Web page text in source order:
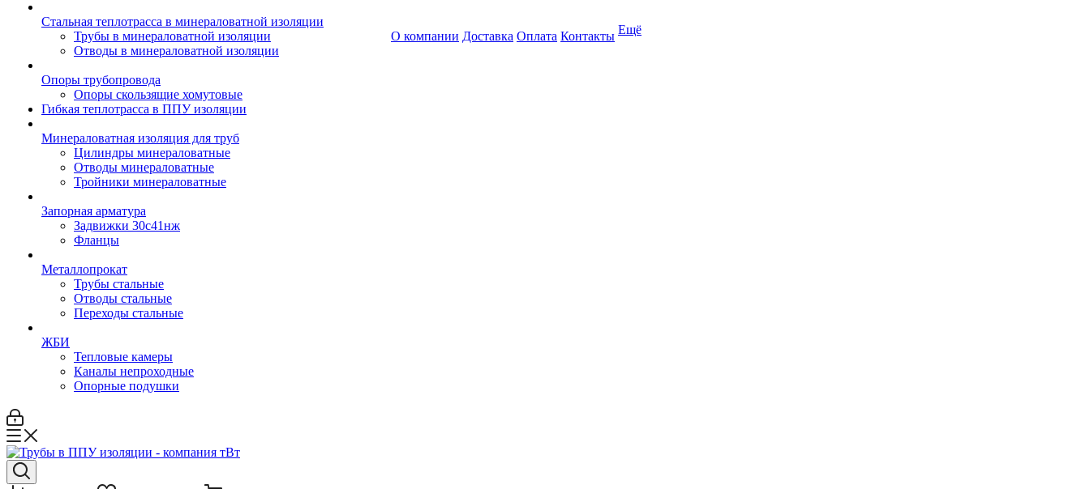
Стальная теплотрасса в минераловатной изоляции
Трубы в минераловатной изоляции
Отводы в минераловатной изоляции
Опоры трубопровода
Опоры скользящие хомутовые
Гибкая теплотрасса в ППУ изоляции
Минераловатная изоляция для труб
Цилиндры минераловатные
Отводы минераловатные
Тройники минераловатные
Запорная арматура
Задвижки 30с41нж
Фланцы
Металлопрокат
Трубы стальные
Отводы стальные
Переходы стальные
ЖБИ
Тепловые камеры
Каналы непроходные
Опорные подушки
О компании Доставка Оплата Контакты Ещё